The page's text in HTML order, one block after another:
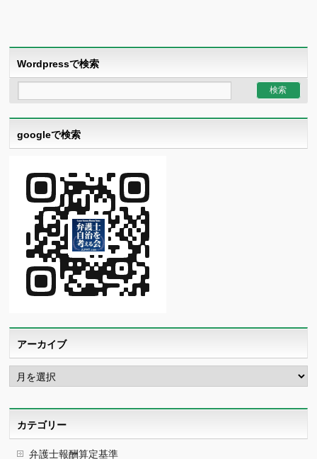
Wordpressで検索
googleで検索
アーカイブ
ア
ー
カ
カテゴリー
弁護士報酬算定基準